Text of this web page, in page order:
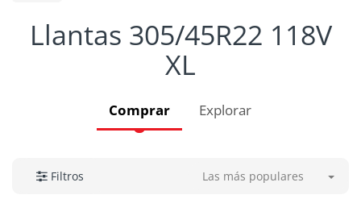
Llantas 305/45R22 118V
XL
Comprar Explorar
Filtros Las más populares